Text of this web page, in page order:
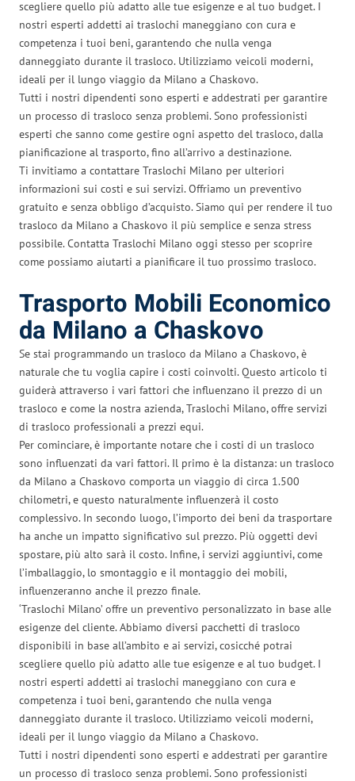
scegliere quello più adatto alle tue esigenze e al tuo budget. I
nostri esperti addetti ai traslochi maneggiano con cura e
competenza i tuoi beni, garantendo che nulla venga
danneggiato durante il trasloco. Utilizziamo veicoli moderni,
ideali per il lungo viaggio da Milano a Chaskovo.
Tutti i nostri dipendenti sono esperti e addestrati per garantire
un processo di trasloco senza problemi. Sono professionisti
esperti che sanno come gestire ogni aspetto del trasloco, dalla
pianificazione al trasporto, fino all’arrivo a destinazione.
Ti invitiamo a contattare Traslochi Milano per ulteriori
informazioni sui costi e sui servizi. Offriamo un preventivo
gratuito e senza obbligo d’acquisto. Siamo qui per rendere il tuo
trasloco da Milano a Chaskovo il più semplice e senza stress
possibile. Contatta Traslochi Milano oggi stesso per scoprire
come possiamo aiutarti a pianificare il tuo prossimo trasloco.
Trasporto Mobili Economico
da Milano a Chaskovo
Se stai programmando un trasloco da Milano a Chaskovo, è
naturale che tu voglia capire i costi coinvolti. Questo articolo ti
guiderà attraverso i vari fattori che influenzano il prezzo di un
trasloco e come la nostra azienda, Traslochi Milano, offre servizi
di trasloco professionali a prezzi equi.
Per cominciare, è importante notare che i costi di un trasloco
sono influenzati da vari fattori. Il primo è la distanza: un trasloco
da Milano a Chaskovo comporta un viaggio di circa 1.500
chilometri, e questo naturalmente influenzerà il costo
complessivo. In secondo luogo, l’importo dei beni da trasportare
ha anche un impatto significativo sul prezzo. Più oggetti devi
spostare, più alto sarà il costo. Infine, i servizi aggiuntivi, come
l’imballaggio, lo smontaggio e il montaggio dei mobili,
influenzeranno anche il prezzo finale.
‘Traslochi Milano’ offre un preventivo personalizzato in base alle
esigenze del cliente. Abbiamo diversi pacchetti di trasloco
disponibili in base all’ambito e ai servizi, cosicché potrai
scegliere quello più adatto alle tue esigenze e al tuo budget. I
nostri esperti addetti ai traslochi maneggiano con cura e
competenza i tuoi beni, garantendo che nulla venga
danneggiato durante il trasloco. Utilizziamo veicoli moderni,
ideali per il lungo viaggio da Milano a Chaskovo.
Tutti i nostri dipendenti sono esperti e addestrati per garantire
un processo di trasloco senza problemi. Sono professionisti